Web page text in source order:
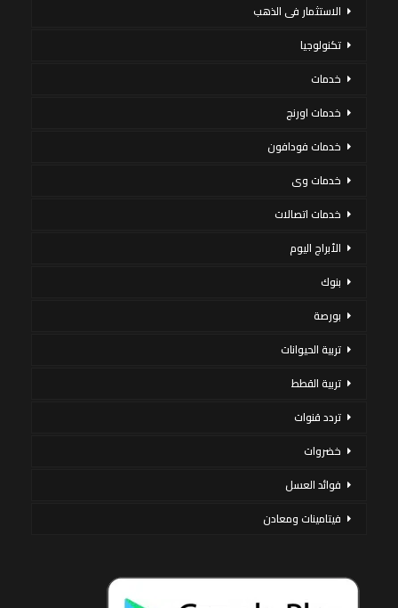
الاستثمار فى الذهب
تكنولوجيا
خدمات
خدمات اورنج
خدمات فودافون
خدمات وى
خدمات اتصالات
الأبراج اليوم
بنوك
بورصة
تربية الحيوانات
تربية القطط
تردد قنوات
خضروات
فوائد العسل
فيتامينات ومعادن